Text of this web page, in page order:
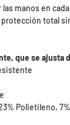
manos en
total
que se ajusta
Polietileno,